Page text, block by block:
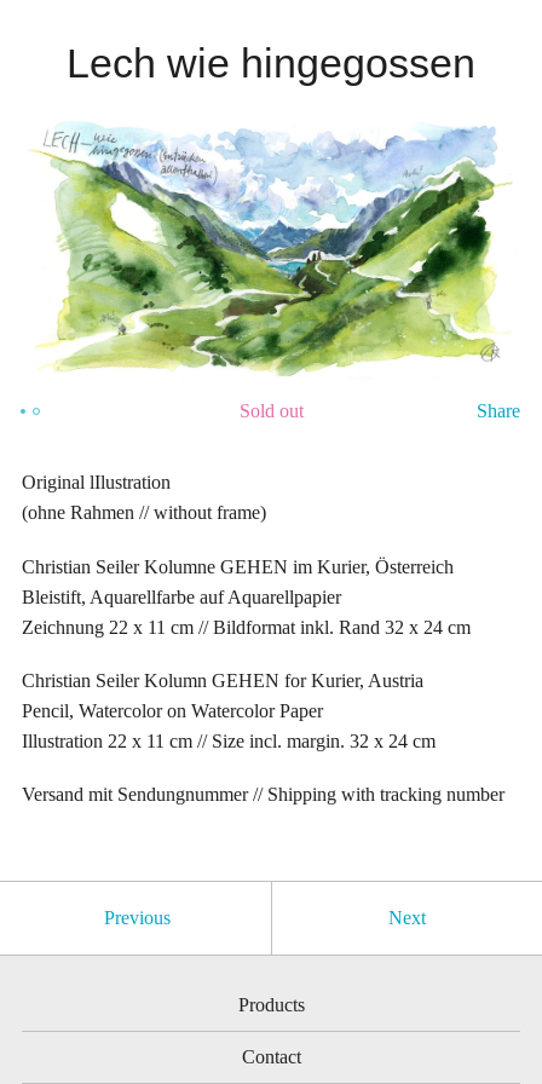
Lech wie hingegossen
Sold out Share
Original lIlustration
(ohne Rahmen // without frame)
Christian Seiler Kolumne GEHEN im Kurier, Österreich
Bleistift, Aquarellfarbe auf Aquarellpapier
Zeichnung 22 x 11 cm // Bildformat inkl. Rand 32 x 24 cm
Christian Seiler Kolumn GEHEN for Kurier, Austria
Pencil, Watercolor on Watercolor Paper
Illustration 22 x 11 cm // Size incl. margin. 32 x 24 cm
Versand mit Sendungnummer // Shipping with tracking number
Previous Next
Products
Contact